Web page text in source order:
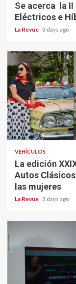
Se acerca la II
Eléctricos e
La Revue 3 days ago
VEHÍCULOS
La edición
Autos
las mujeres
La Revue 3 days ago